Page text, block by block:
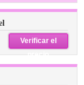
Verificar el
precio